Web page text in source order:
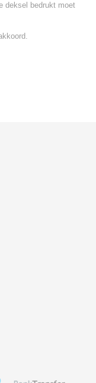
deksel bedrukt moet